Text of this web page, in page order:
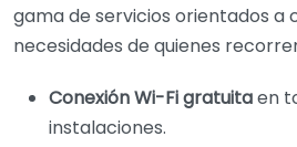
gama de servicios orientados a
necesidades de quienes
Conexión Wi-Fi gratuitaen
instalaciones.